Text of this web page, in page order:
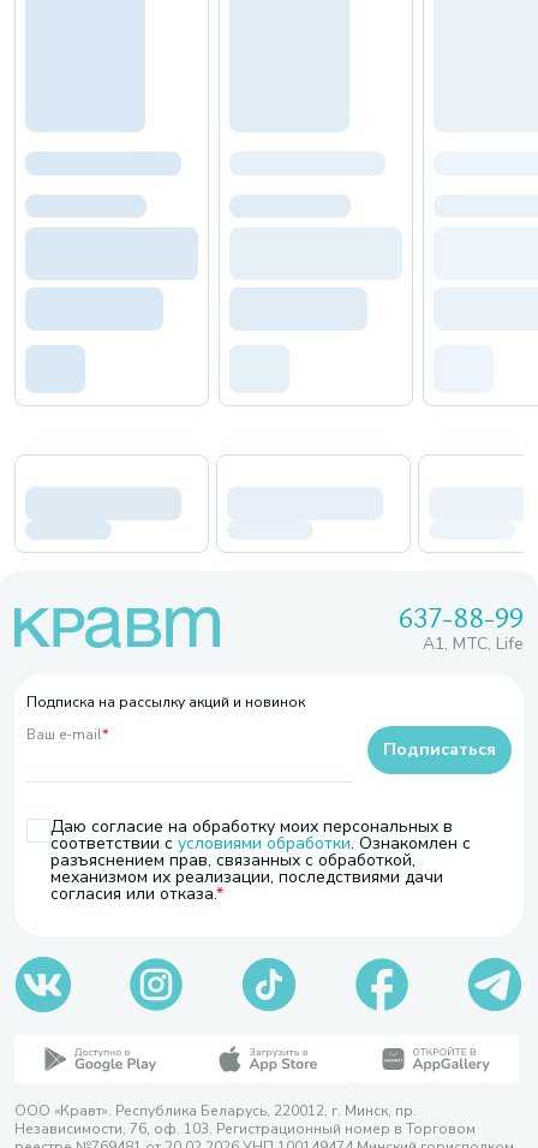
637-88-99
A1, МТС, Life
Подписка на рассылку акций и новинок
Ваш e-mail*
Даю согласие на обработку моих персональных в
соответствии с условиями обработки. Ознакомлен с
разъяснением прав, связанных с обработкой,
механизмом их реализации, последствиями дачи
согласия или отказа.
Подписаться
ООО «Кравт». Республика Беларусь, 220012, г. Минск, пр.
Независимости, 76, оф. 103. Регистрационный номер в Торговом